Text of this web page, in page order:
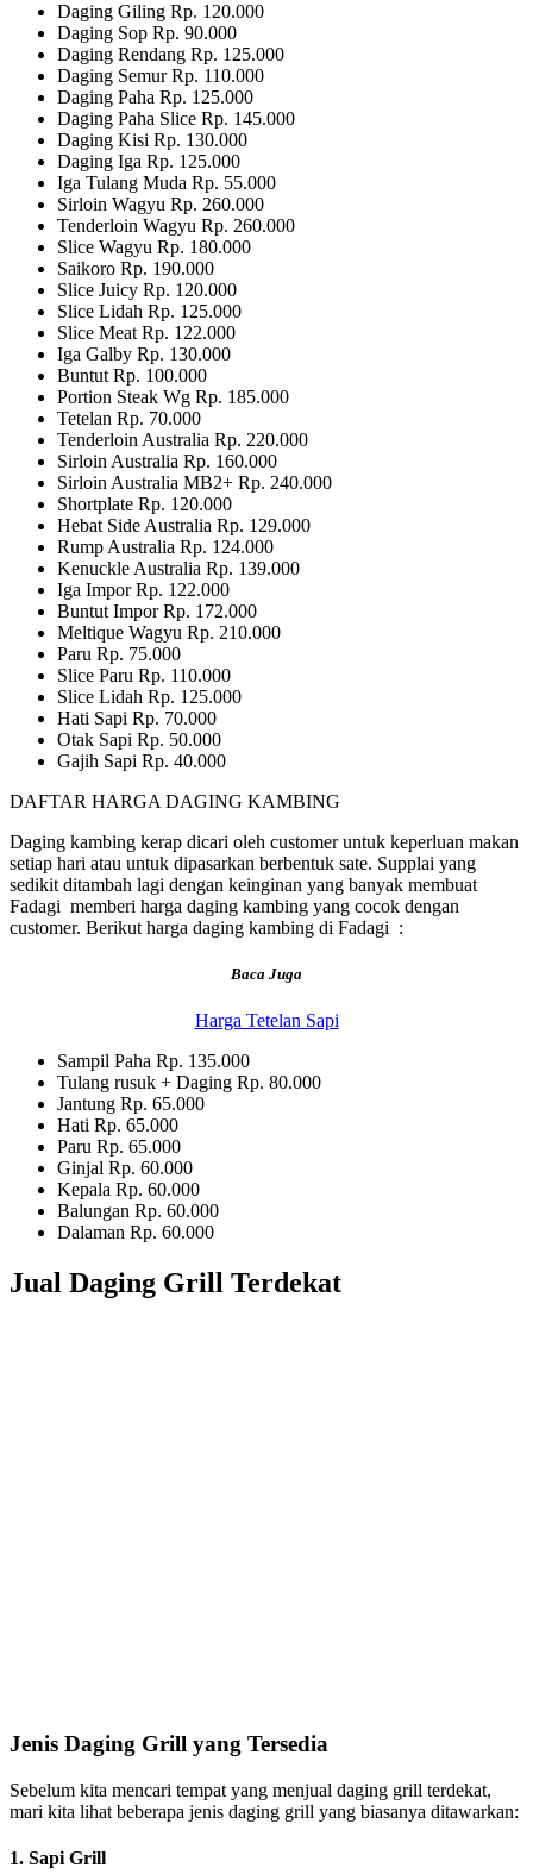
Daging Giling Rp. 120.000
Daging Sop Rp. 90.000
Daging Rendang Rp. 125.000
Daging Semur Rp. 110.000
Daging Paha Rp. 125.000
Daging Paha Slice Rp. 145.000
Daging Kisi Rp. 130.000
Daging Iga Rp. 125.000
Iga Tulang Muda Rp. 55.000
Sirloin Wagyu Rp. 260.000
Tenderloin Wagyu Rp. 260.000
Slice Wagyu Rp. 180.000
Saikoro Rp. 190.000
Slice Juicy Rp. 120.000
Slice Lidah Rp. 125.000
Slice Meat Rp. 122.000
Iga Galby Rp. 130.000
Buntut Rp. 100.000
Portion Steak Wg Rp. 185.000
Tetelan Rp. 70.000
Tenderloin Australia Rp. 220.000
Sirloin Australia Rp. 160.000
Sirloin Australia MB2+ Rp. 240.000
Shortplate Rp. 120.000
Hebat Side Australia Rp. 129.000
Rump Australia Rp. 124.000
Kenuckle Australia Rp. 139.000
Iga Impor Rp. 122.000
Buntut Impor Rp. 172.000
Meltique Wagyu Rp. 210.000
Paru Rp. 75.000
Slice Paru Rp. 110.000
Slice Lidah Rp. 125.000
Hati Sapi Rp. 70.000
Otak Sapi Rp. 50.000
Gajih Sapi Rp. 40.000
DAFTAR HARGA DAGING KAMBING
Daging kambing kerap dicari oleh customer untuk keperluan makan
setiap hari atau untuk dipasarkan berbentuk sate. Supplai yang
sedikit ditambah lagi dengan keinginan yang banyak membuat
Fadagi memberi harga daging kambing yang cocok dengan
customer. Berikut harga daging kambing di Fadagi :
Baca Juga
Harga Tetelan Sapi
Sampil Paha Rp. 135.000
Tulang rusuk + Daging Rp. 80.000
Jantung Rp. 65.000
Hati Rp. 65.000
Paru Rp. 65.000
Ginjal Rp. 60.000
Kepala Rp. 60.000
Balungan Rp. 60.000
Dalaman Rp. 60.000
Jual Daging Grill Terdekat
Jenis Daging Grill yang Tersedia
Sebelum kita mencari tempat yang menjual daging grill terdekat,
mari kita lihat beberapa jenis daging grill yang biasanya ditawarkan:
1. Sapi Grill